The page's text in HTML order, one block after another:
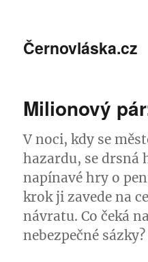
Černovláska.cz
Milionový
V noci, kdy se
hazardu, se drsná
napínavé hry o
krok ji zavede na
návratu. Co čeká
nebezpečné sázky?